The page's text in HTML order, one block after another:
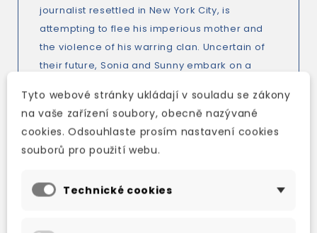
journalist resettled in New York City, is
attempting to flee his imperious mother and
the violence of his warring clan. Uncertain of
their future, Sonia and Sunny embark on a
confront the many alienations of our modern
world.
The Loneliness of Sonia and Sunny
the many forces that shape their lives: country,
class, race, history, and the complicated
Tyto webové stránky ukládají v souladu se zákony
na vaše zařízení soubory, obecně nazývané
cookies. Odsouhlaste prosím nastavení cookies
souborů pro použití webu.
Technické cookies